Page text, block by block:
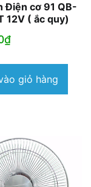
Điện cơ 91 QB-
12V ( ắc quy)
₫
giỏ hàng